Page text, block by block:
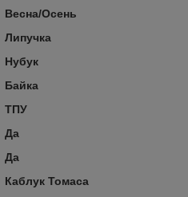
Весна/Осень
Липучка
Нубук
Байка
ТПУ
Да
Да
Каблук Томаса